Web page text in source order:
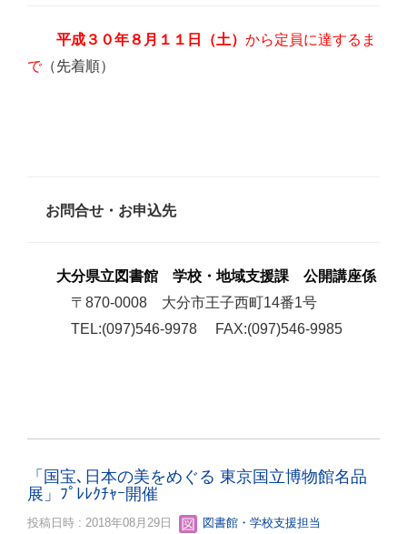
平成３０年８月１１日（土） から定員に達するま
で（先着順）
お問合せ・お申込先
大分県立図書館 学校・地域支援課 公開講座係
〒870-0008 大分市王子西町14番1号
TEL:(097)546-9978 FAX:(097)546-9985
「国宝､日本の美をめぐる 東京国立博物館名品
展」ﾌﾟﾚﾚｸﾁｬｰ開催
投稿日時 : 2018年08月29日 図書館・学校支援担当